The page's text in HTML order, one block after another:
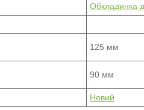
Обкладинка
125 мм
90 мм
Новий